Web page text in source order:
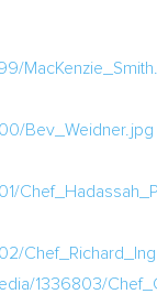
Bev_Weidner.jpg
1336803/